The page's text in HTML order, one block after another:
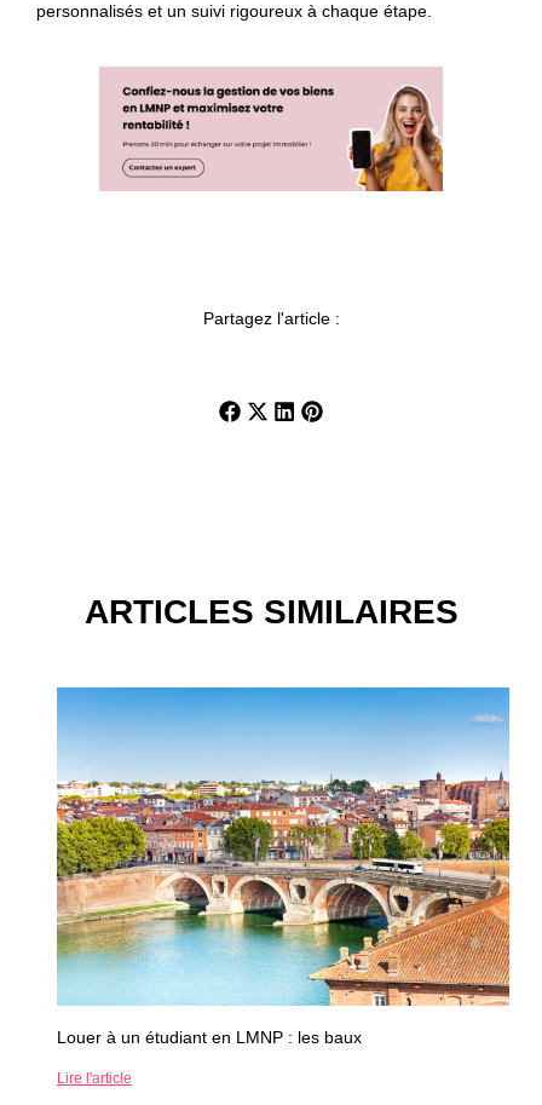
personnalisés et un suivi rigoureux à chaque étape.
Partagez l'article :
ARTICLES SIMILAIRES
Louer à un étudiant en LMNP : les baux
Lire l'article